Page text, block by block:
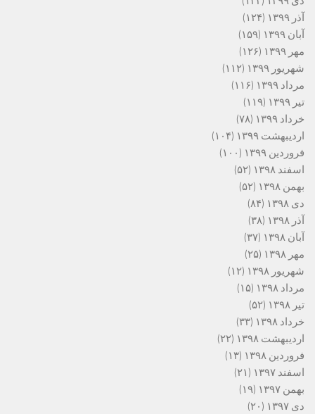
آذر ۱۳۹۹
(۱۲۴)
آبان ۱۳۹۹
(۱۵۹)
مهر ۱۳۹۹
(۱۲۶)
شهریور ۱۳۹۹
(۱۱۲)
مرداد ۱۳۹۹
(۱۱۶)
تیر ۱۳۹۹
(۱۱۹)
خرداد ۱۳۹۹
(۷۸)
اردیبهشت ۱۳۹۹
(۱۰۴)
فروردین ۱۳۹۹
(۱۰۰)
اسفند ۱۳۹۸
(۵۲)
بهمن ۱۳۹۸
(۵۲)
دی ۱۳۹۸
(۸۴)
آذر ۱۳۹۸
(۳۸)
آبان ۱۳۹۸
(۳۷)
مهر ۱۳۹۸
(۲۵)
شهریور ۱۳۹۸
(۱۲)
مرداد ۱۳۹۸
(۱۵)
تیر ۱۳۹۸
(۵۲)
خرداد ۱۳۹۸
(۳۳)
اردیبهشت ۱۳۹۸
(۲۲)
فروردین ۱۳۹۸
(۱۳)
اسفند ۱۳۹۷
(۲۱)
بهمن ۱۳۹۷
(۱۹)
دی ۱۳۹۷
(۲۰)